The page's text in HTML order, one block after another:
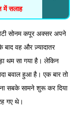
में सलाह
सोनम कपूर अक्सर अपने
बाद वह और ज़्यादातर
थम सा गया है। लेकिन
बवाल हुआ है। एक बार तो
सबके सामने शुरू कर दिया
गए थे।